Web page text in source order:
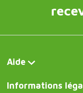
Aide
Informations